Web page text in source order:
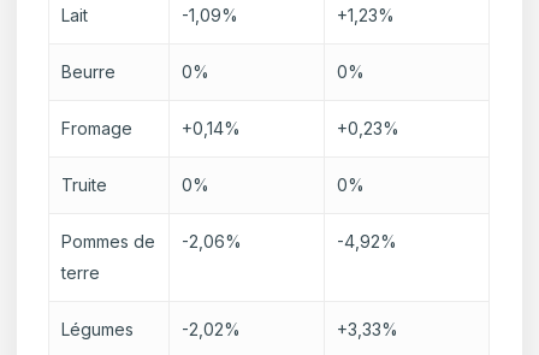
Lait -1,09% +1,23%
Beurre 0% 0%
Fromage +0,14% +0,23%
Truite 0% 0%
Pommes de
terre
-2,06% -4,92%
Légumes -2,02% +3,33%